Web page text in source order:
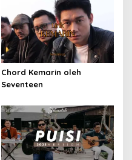
Chord Kemarin oleh
Seventeen